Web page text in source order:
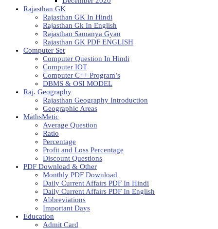
Rajasthan GK
Rajasthan GK In Hindi
Rajasthan Gk In English
Rajasthan Samanya Gyan
Rajasthan GK PDF ENGLISH
Computer Set
Computer Question In Hindi
Computer IOT
Computer C++ Program’s
DBMS & OSI MODEL
Raj. Geography
Rajasthan Geography Introduction
Geographic Areas
MathsMetic
Average Question
Ratio
Percentage
Profit and Loss Percentage
Discount Questions
PDF Download & Other
Monthly PDF Download
Daily Current Affairs PDF In Hindi
Daily Current Affairs PDF In English
Abbreviations
Important Days
Education
Admit Card